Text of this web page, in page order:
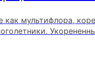
мультифлора,